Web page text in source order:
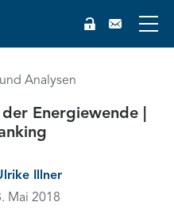
und Analysen
Energiewende |
Illner
Mai 2018